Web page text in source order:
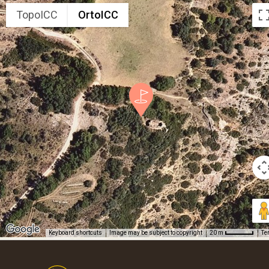
TopoICC OrtoICC
Keyboard shortcuts Image may be subject to copyright 20 m